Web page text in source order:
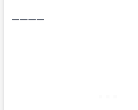
————